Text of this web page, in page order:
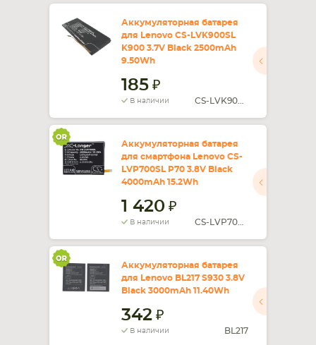
СМАРТФОНА КОМПЛЕКТУЮЩИЕ
Аккумуляторная батарея
для Lenovo CS-LVK900SL
K900 3.7V Black 2500mAh
9.50Wh
185
В наличии
Аккумуляторная батарея
для смартфона Lenovo CS-
LVP700SL P70 3.8V Black
4000mAh 15.2Wh
1 420
В наличии
Аккумуляторная батарея
для Lenovo BL217 S930 3.8V
Black 3000mAh 11.40Wh
342
В наличии BL217